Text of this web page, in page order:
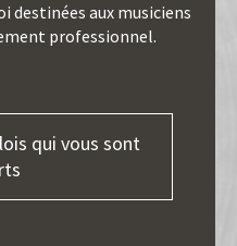
destinées aux musiciens
professionnel.
qui vous sont